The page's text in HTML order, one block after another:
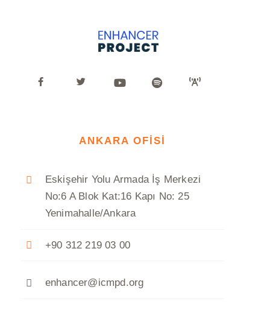
ANKARA OFİSİ
Eskişehir Yolu Armada İş Merkezi
No:6 A Blok Kat:16 Kapı No: 25
Yenimahalle/Ankara
+90 312 219 03 00
enhancer@icmpd.org